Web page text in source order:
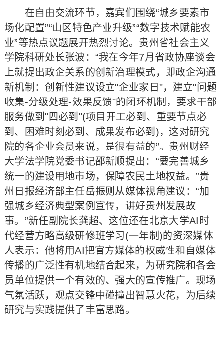
在自由交流环节，嘉宾们围绕“城乡要素市
场化配置”“山区特色产业升级”“数字技术赋能农
业”等热点议题展开热烈讨论。贵州省社会主义
学院科研处长张波：“我在今年7月省政协座谈会
上就提出政企关系的创新治理模式，即政企沟通
新机制：创新性建议设立"企业家日"，建立"问题
收集-分级处理-效果反馈"的闭环机制，要求干部
服务做到"四必到"(项目开工必到、重要节点必
到、困难时刻必到、成果发布必到)，这对研究
院的各企业会员来说，是很有益的”。贵州财经
大学法学院党委书记邵新顺提出：“要完善城乡
统一的建设用地市场，保障农民土地权益。”贵
州日报经济部主任岳振则从媒体视角建议：“加
强城乡经济典型案例宣传，讲好贵州发展故
事。”新任副院长龚超、这位还在北京大学AI时
代经营方略高级研修班学习(一年制)的资深媒体
人表示：他将用AI把官方媒体的权威性和自媒体
传播的广泛性有机地结合起来，为研究院和各会
员单位提供一个有效的、强大的宣传推广。现场
气氛活跃，观点交锋中碰撞出智慧火花，为后续
研究与实践提供了丰富思路。